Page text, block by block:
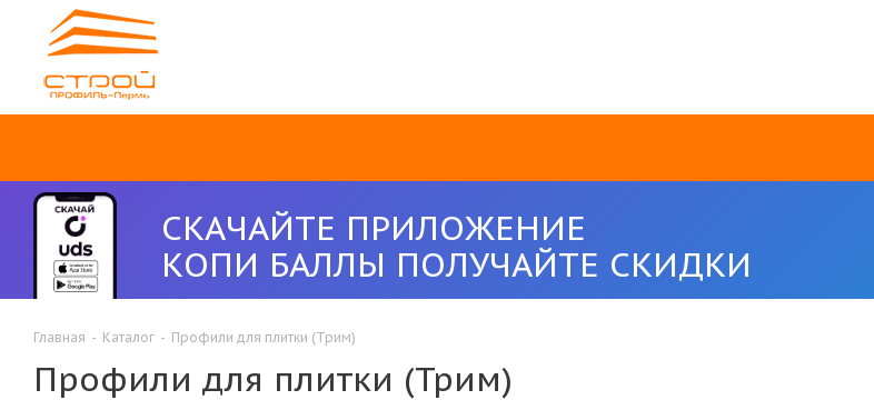
СКАЧАЙТЕ ПРИЛОЖЕНИЕ
КОПИ БАЛЛЫ ПОЛУЧАЙТЕ СКИДКИ
Главная - Каталог - Профили для плитки (Трим)
Профили для плитки (Трим)